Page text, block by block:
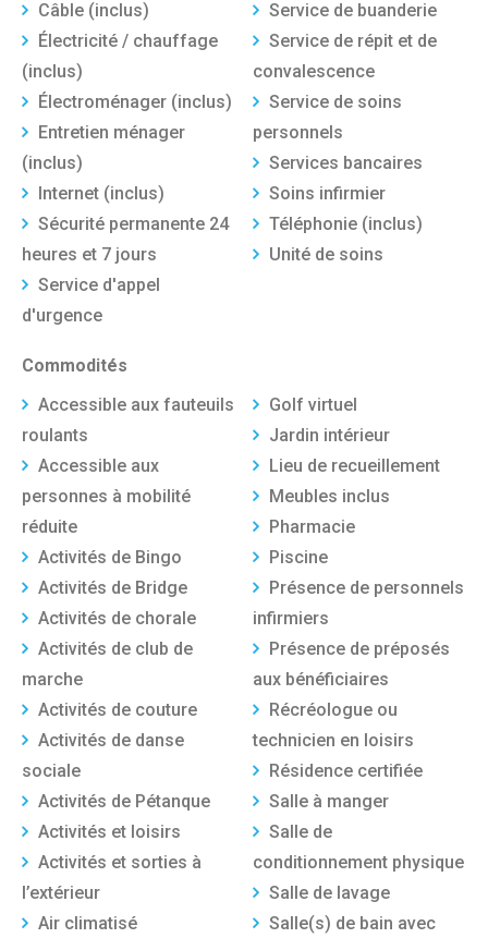
Câble (inclus)
Électricité / chauffage
(inclus)
Électroménager (inclus)
Entretien ménager
(inclus)
Internet (inclus)
Sécurité permanente 24
heures et 7 jours
Service d'appel
d'urgence
Service de buanderie
Service de répit et de
convalescence
Service de soins
personnels
Services bancaires
Soins infirmier
Téléphonie (inclus)
Unité de soins
Commodités
Accessible aux fauteuils
roulants
Accessible aux
personnes à mobilité
réduite
Activités de Bingo
Activités de Bridge
Activités de chorale
Activités de club de
marche
Activités de couture
Activités de danse
sociale
Activités de Pétanque
Activités et loisirs
Activités et sorties à
l’extérieur
Air climatisé
Golf virtuel
Jardin intérieur
Lieu de recueillement
Meubles inclus
Pharmacie
Piscine
Présence de personnels
infirmiers
Présence de préposés
aux bénéficiaires
Récréologue ou
technicien en loisirs
Résidence certifiée
Salle à manger
Salle de
conditionnement physique
Salle de lavage
Salle(s) de bain avec